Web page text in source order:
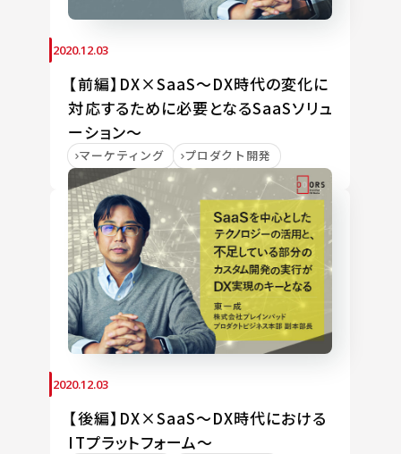
2020.12.03
【前編】DX×SaaS～DX時代の変化に
対応するために必要となるSaaSソリュ
ーション～
マーケティング プロダクト開発
2020.12.03
【後編】DX×SaaS～DX時代における
ITプラットフォーム～